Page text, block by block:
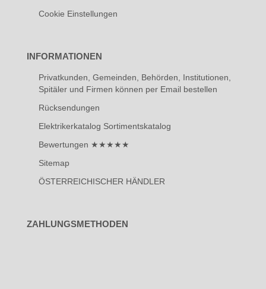
Cookie Einstellungen
INFORMATIONEN
Privatkunden, Gemeinden, Behörden, Institutionen,
Spitäler und Firmen können per Email bestellen
Rücksendungen
Elektrikerkatalog Sortimentskatalog
Bewertungen ★★★★★
Sitemap
ÖSTERREICHISCHER HÄNDLER
ZAHLUNGSMETHODEN